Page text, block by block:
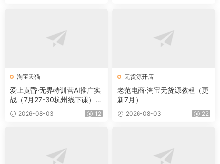
淘宝天猫
爱上黄昏·无界特训营AI推广实
战（7月27-30杭州线下课）
【音频+字幕+pdf】
2026-08-03 12
无货源开店
老范电商·淘宝无货源教程（更
新7月）
2026-08-03 22